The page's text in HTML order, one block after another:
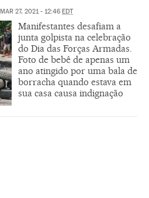
MAR 27, 2021 - 12:46 EDT
Manifestantes desafiam a
junta golpista na celebração
do Dia das Forças Armadas.
Foto de bebê de apenas um
ano atingido por uma bala de
borracha quando estava em
sua casa causa indignação